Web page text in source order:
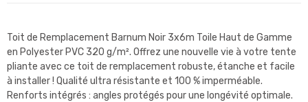
Toit de Remplacement Barnum Noir 3x6m Toile Haut de Gamme
en Polyester PVC 320 g/m². Offrez une nouvelle vie à votre tente
pliante avec ce toit de remplacement robuste, étanche et facile
à installer ! Qualité ultra résistante et 100 % imperméable.
Renforts intégrés : angles protégés pour une longévité optimale.